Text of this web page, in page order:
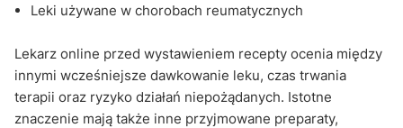
Leki używane w chorobach reumatycznych
Lekarz online przed wystawieniem recepty ocenia między
innymi wcześniejsze dawkowanie leku, czas trwania
terapii oraz ryzyko działań niepożądanych. Istotne
znaczenie mają także inne przyjmowane preparaty,